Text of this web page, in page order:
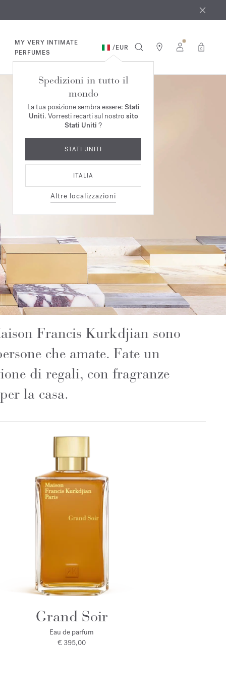
MY VERY INTIMATE
PERFUMES
/EUR 0
Spedizioni in tutto il
mondo
La tua posizione sembra essere: Stati
Uniti. Vorresti recarti sul nostro sito
Stati Uniti ?
STATI UNITI
ITALIA
Altre localizzazioni
Francis Kurkdjian sono
che amate. Fate un
di regali, con fragranze
la casa.
Grand Soir
Eau de parfum
€ 395,00